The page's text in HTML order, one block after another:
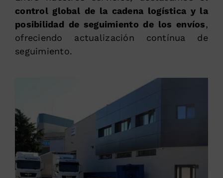
control global de la cadena logística y la
posibilidad de seguimiento de los envíos,
ofreciendo actualización contínua de
seguimiento.